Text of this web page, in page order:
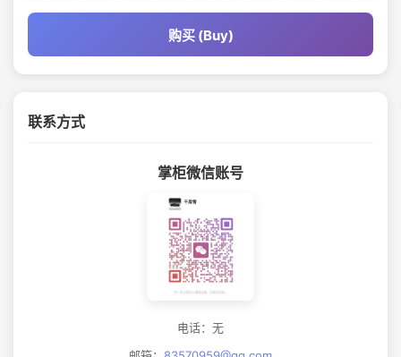
购买 (Buy)
联系方式
掌柜微信账号
电话：无